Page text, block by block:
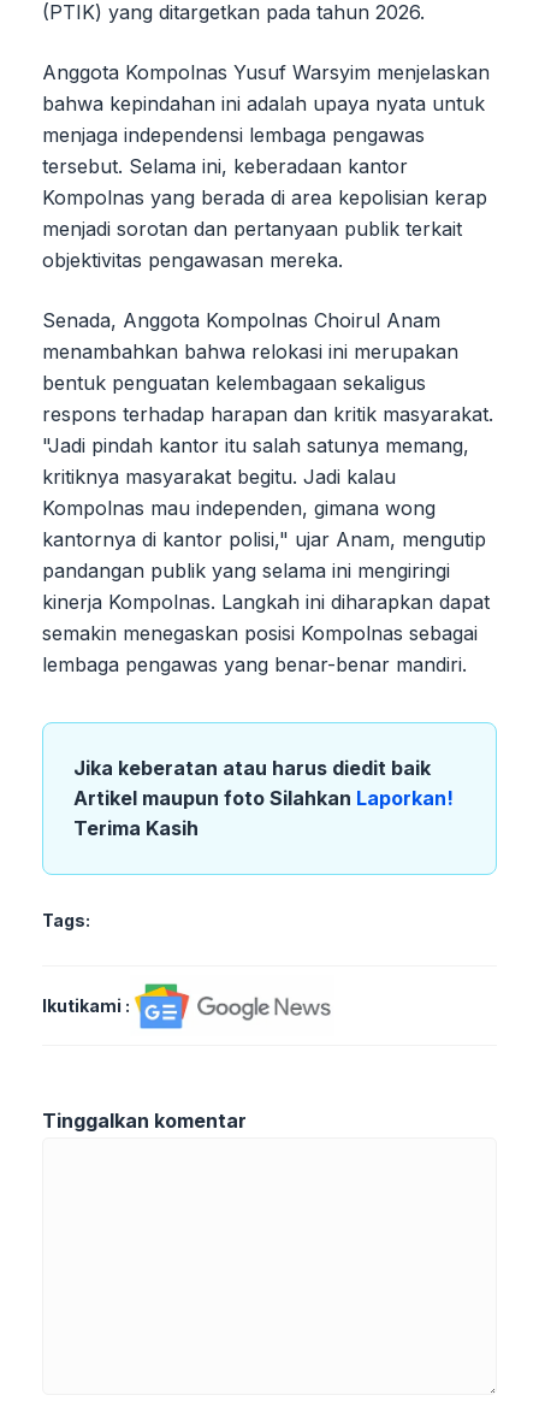
(PTIK) yang ditargetkan pada tahun 2026.
Anggota Kompolnas Yusuf Warsyim menjelaskan
bahwa kepindahan ini adalah upaya nyata untuk
menjaga independensi lembaga pengawas
tersebut. Selama ini, keberadaan kantor
Kompolnas yang berada di area kepolisian kerap
menjadi sorotan dan pertanyaan publik terkait
objektivitas pengawasan mereka.
Senada, Anggota Kompolnas Choirul Anam
menambahkan bahwa relokasi ini merupakan
bentuk penguatan kelembagaan sekaligus
respons terhadap harapan dan kritik masyarakat.
"Jadi pindah kantor itu salah satunya memang,
kritiknya masyarakat begitu. Jadi kalau
Kompolnas mau independen, gimana wong
kantornya di kantor polisi," ujar Anam, mengutip
pandangan publik yang selama ini mengiringi
kinerja Kompolnas. Langkah ini diharapkan dapat
semakin menegaskan posisi Kompolnas sebagai
lembaga pengawas yang benar-benar mandiri.
Jika keberatan atau harus diedit baik
Artikel maupun foto Silahkan Laporkan!
Terima Kasih
Tags:
Ikutikami :
Tinggalkan komentar